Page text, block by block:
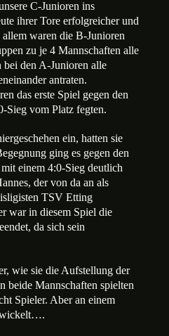
C-Junioren ins
ihrer Tore erfolgreicher und
waren die B-Junioren
zu je 4 Mannschaften alle
bei den A-Junioren alle
antraten.
das erste Spiel gegen den
Sieg vom Platz fegten.
ein, hatten sie
ging es gegen den
einem 4:0-Sieg deutlich
der von da an als
TSV Etting
war in diesem Spiel die
da sich sein
wie sie die Aufstellung der
beide Mannschaften spielten
Spieler. Aber an einem